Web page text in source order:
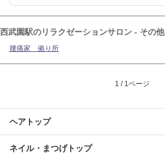
西武園駅のリラクゼーションサロン - その他
腰痛家 拠り所
1 / 1ページ
ヘアトップ
ネイル・まつげトップ